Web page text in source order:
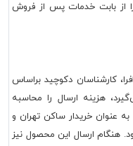
از بابت خدمات پس از فروش
کارشناسان دکوچید براساس
هزینه ارسال را محاسبه
عنوان خریدار ساکن تهران و
هنگام ارسال این محصول نیز